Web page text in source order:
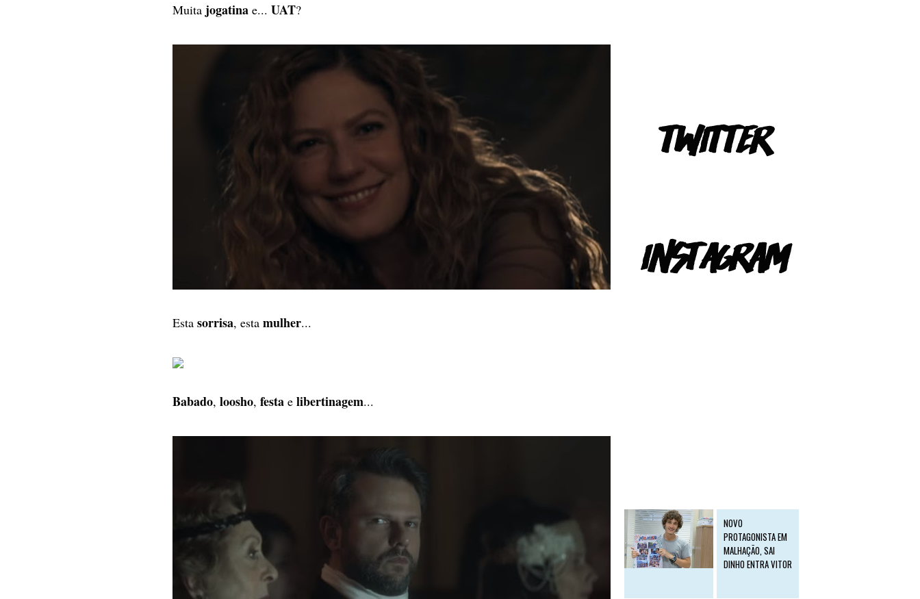
Muita jogatina e... UAT?
Esta sorrisa, esta mulher...
Babado, loosho, festa e libertinagem...
NOVO
PROTAGONISTA EM
MALHAÇÃO, SAI
DINHO ENTRA VITOR